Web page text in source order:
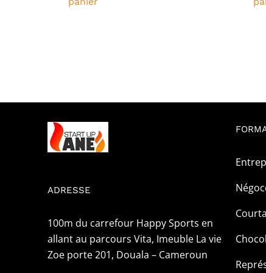
était :
ADRESSE
100m du carrefour Happy Sports en
allant au parcours Vita, Imeuble La vie
Zoe porte 201, Douala – Cameroun